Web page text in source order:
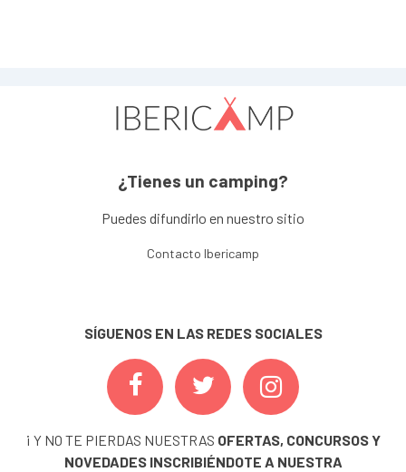
¿Tienes un camping?
Puedes difundirlo en nuestro sitio
Contacto Ibericamp
SÍGUENOS EN LAS REDES SOCIALES
¡ Y NO TE PIERDAS NUESTRAS OFERTAS, CONCURSOS Y
NOVEDADES INSCRIBIÉNDOTE A NUESTRA